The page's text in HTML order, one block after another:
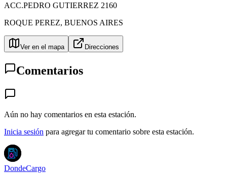
ACC.PEDRO GUTIERREZ 2160
ROQUE PEREZ, BUENOS AIRES
Ver en el mapa Direcciones
Comentarios
Aún no hay comentarios en esta estación.
Inicia sesión para agregar tu comentario sobre esta estación.
DondeCargo